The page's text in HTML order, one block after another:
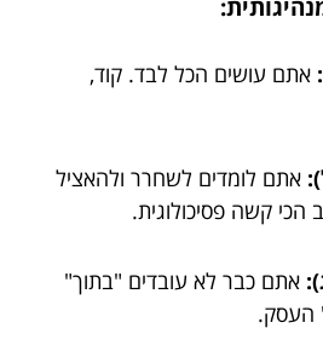
אתם עושים הכל לבד. קוד,
אתם לומדים לשחרר ולהאציל
הכי קשה פסיכולוגית.
אתם כבר לא עובדים "בתוך"
העסק.